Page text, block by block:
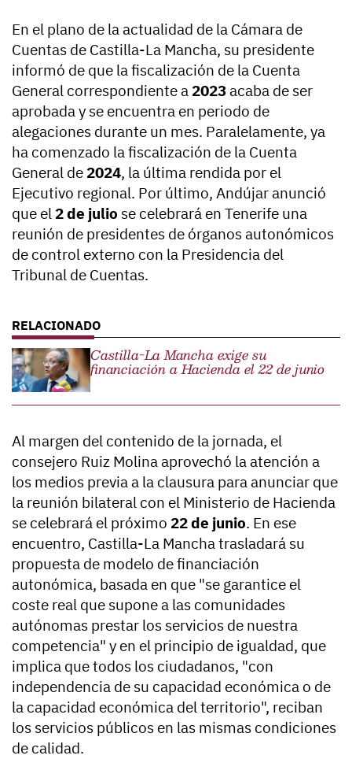
En el plano de la actualidad de la Cámara de
Cuentas de Castilla-La Mancha, su presidente
informó de que la fiscalización de la Cuenta
General correspondiente a 2023acaba de ser
aprobada y se encuentra en periodo de
alegaciones durante un mes. Paralelamente, ya
ha comenzado la fiscalización de la Cuenta
General de 2024, la última rendida por el
Ejecutivo regional. Por último, Andújar anunció
que el 2 de julio se celebrará en Tenerife una
reunión de presidentes de órganos autonómicos
de control externo con la Presidencia del
Tribunal de Cuentas.
Castilla-La Mancha exige su
financiación a Hacienda el 22 de junio
Al margen del contenido de la jornada, el
consejero Ruiz Molina aprovechó la atención a
los medios previa a la clausura para anunciar que
la reunión bilateral con el Ministerio de Hacienda
se celebrará el próximo 22 de junio. En ese
encuentro, Castilla-La Mancha trasladará su
propuesta de modelo de financiación
autonómica, basada en que "se garantice el
coste real que supone a las comunidades
autónomas prestar los servicios de nuestra
competencia" y en el principio de igualdad, que
implica que todos los ciudadanos, "con
independencia de su capacidad económica o de
la capacidad económica del territorio", reciban
los servicios públicos en las mismas condiciones
de calidad.